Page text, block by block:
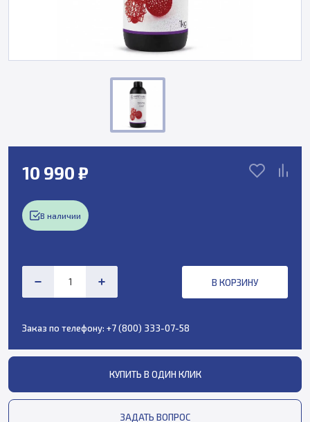
10 990 ₽
В наличии
В КОРЗИНУ
Заказ по телефону: +7 (800) 333-07-58
КУПИТЬ В ОДИН КЛИК
ЗАДАТЬ ВОПРОС